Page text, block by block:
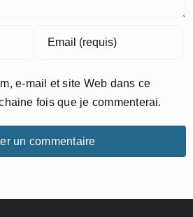
e-mail et site Web dans ce
fois que je commenterai.